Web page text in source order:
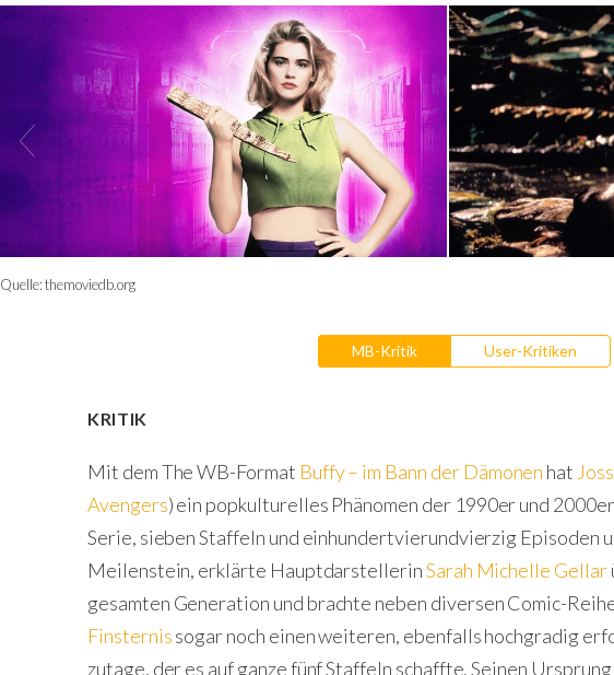
Quelle:themoviedb.org
MB-Kritik User-Kritiken
KRITIK
Mit dem The WB-Format Buffy – im Bann der Dämonen hat
Avengers) ein popkulturelles Phänomen der 1990er und
Serie, sieben Staffeln und einhundertvierundvierzig Episoden
Meilenstein, erklärte HauptdarstellerinSarah Michelle Gellar
gesamten Generation und brachte neben diversen Comic-
Finsternissogar noch einen weiteren, ebenfalls hochgradig
zutage, der es auf ganze fünf Staffeln schaffte. Seinen